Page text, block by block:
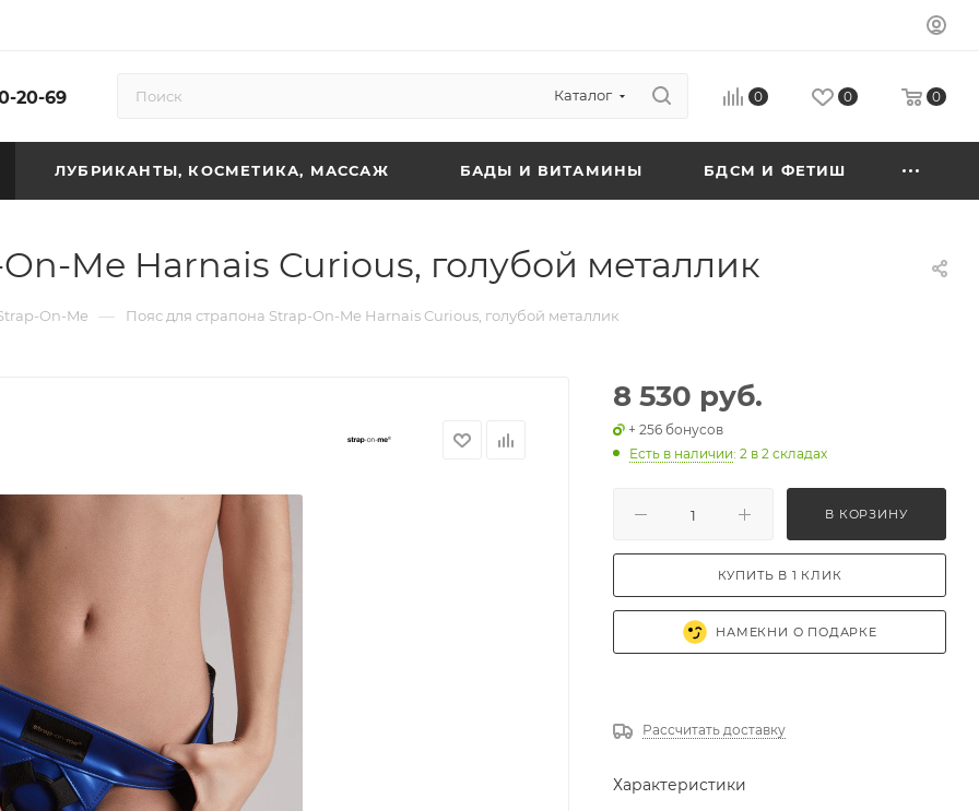
20-69 Каталог 0 0 0
ЛУБРИКАНТЫ, КОСМЕТИКА, МАССАЖ БАДЫ И ВИТАМИНЫ БДСМ И ФЕТИШ
Me Harnais Curious, голубой металлик
On-Me — Пояс для страпона Strap-On-Me Harnais Curious, голубой металлик
8 530 руб.
+ 256 бонусов
Есть в наличии: 2 в 2 складах
В КОРЗИНУ
КУПИТЬ В 1 КЛИК
НАМЕКНИ О ПОДАРКЕ
Рассчитать доставку
Характеристики